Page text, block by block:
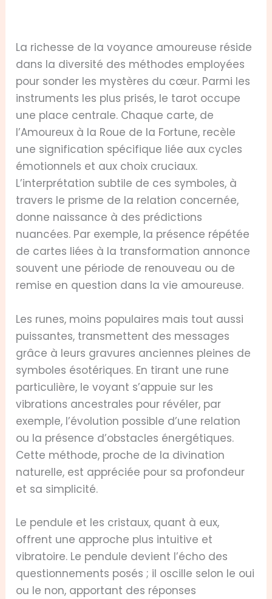
La richesse de la voyance amoureuse réside
dans la diversité des méthodes employées
pour sonder les mystères du cœur. Parmi les
instruments les plus prisés, le tarot occupe
une place centrale. Chaque carte, de
l’Amoureux à la Roue de la Fortune, recèle
une signification spécifique liée aux cycles
émotionnels et aux choix cruciaux.
L’interprétation subtile de ces symboles, à
travers le prisme de la relation concernée,
donne naissance à des prédictions
nuancées. Par exemple, la présence répétée
de cartes liées à la transformation annonce
souvent une période de renouveau ou de
remise en question dans la vie amoureuse.
Les runes, moins populaires mais tout aussi
puissantes, transmettent des messages
grâce à leurs gravures anciennes pleines de
symboles ésotériques. En tirant une rune
particulière, le voyant s’appuie sur les
vibrations ancestrales pour révéler, par
exemple, l’évolution possible d’une relation
ou la présence d’obstacles énergétiques.
Cette méthode, proche de la divination
naturelle, est appréciée pour sa profondeur
et sa simplicité.
Le pendule et les cristaux, quant à eux,
offrent une approche plus intuitive et
vibratoire. Le pendule devient l’écho des
questionnements posés ; il oscille selon le oui
ou le non, apportant des réponses